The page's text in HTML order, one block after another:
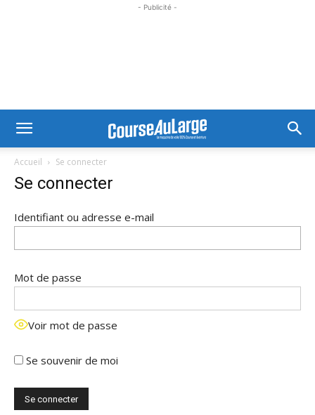
- Publicité -
Accueil Se connecter
Se connecter
Identifiant ou adresse e-mail
Mot de passe
Voir mot de passe
Se souvenir de moi